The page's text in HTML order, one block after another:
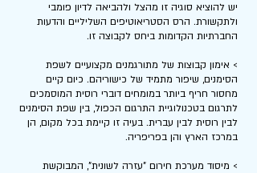
יש להוציא סוגיה זו מהצל ולהביאה לדיון פומבי
ולתקשורת. הרס הסטריאוטיפים השליליים והדעות
החברתיות הקדומות ביחס לקבוצה זו.
> אימון קבוצות של מתורגמנים מקצועיים לשפת
הסימנים, שיפור מתמיד של כישוריהם. כיום קיים
מחסור חריף ביותר במומחים דוברי רוסית המוסמכים
לתרגום בטכנולוגיית התרגום הכפול, בין שפת הסימנים
לבין רוסית לבין עברית. בעיה זו קיימת בכל מקום, הן
במרכז הארץ והן בפריפריה.
> מיסוד מערכת חירום "עזרה לשונית", המבוקשת